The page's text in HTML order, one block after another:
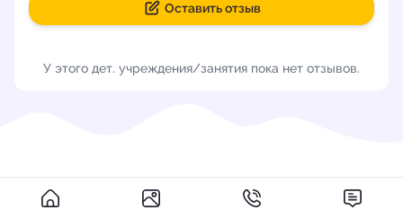
Оставить отзыв
У этого дет. учреждения/занятия пока нет отзывов.